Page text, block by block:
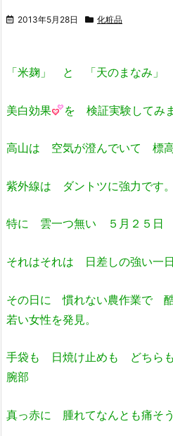
2013年5月28日 化粧品
「米麹」 と 「天のまなみ
美白効果 を 検証実験してみま
高山は 空気が澄んでいて 標
紫外線は ダントツに強力です。
特に 雲一つ無い ５月２５日
それはそれは 日差しの強い一日
その日に 慣れない農作業で
若い女性を発見。
手袋も 日焼け止めも どちら
腕部
真っ赤に 腫れてなんとも痛そう